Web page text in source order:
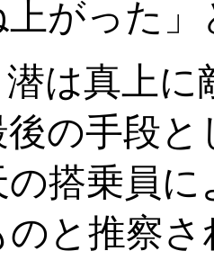
がった
真上に
後の手段
搭乗員
と推察